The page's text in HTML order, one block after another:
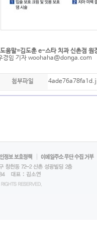
도움말=김도훈 e-스타 치과 신촌점 원
경임 기자 woohaha@donga.com
첨부파일